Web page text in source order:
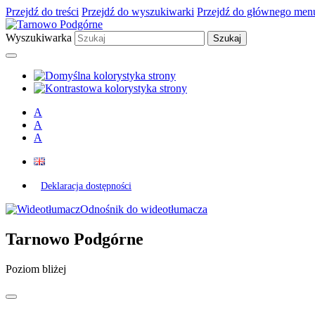
Przejdź do treści Przejdź do wyszukiwarki Przejdź do głównego
Wyszukiwarka
A
A
A
Deklaracja dostępności
Odnośnik do wideotłumacza
Tarnowo Podgórne
Poziom bliżej